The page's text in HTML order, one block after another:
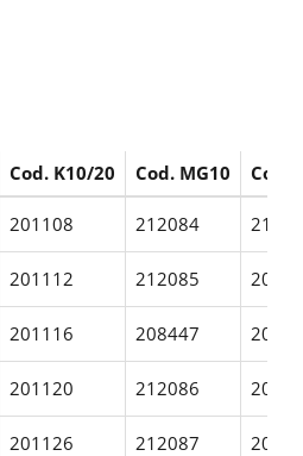
Cod. K10/20 Cod. MG10 Cod.
201108 212084
201112 212085
201116 208447
201120 212086
201126 212087